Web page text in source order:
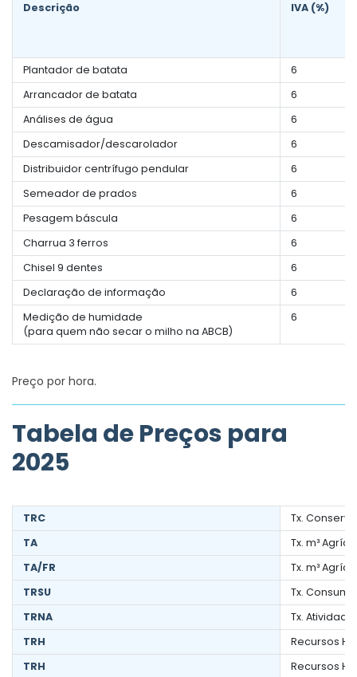
Descrição IVA (%)
Plantador de batata
6
Arrancador de batata
6
Análises de água
6
Descamisador/descarolador
6
Distribuidor centrífugo pendular
6
Semeador de prados
6
Pesagem báscula
6
Charrua 3 ferros
6
Chisel 9 dentes
6
Declaração de informação
6
Medição de humidade
(para quem não secar o milho na ABCB)
6
Preço por hora.
Tabela de Preços para
2025
TRC
Tx.
TA
Tx. m³
TA/FR
Tx. m³
TRSU
Tx.
TRNA
Tx.
TRH
Recursos
TRH
Recursos